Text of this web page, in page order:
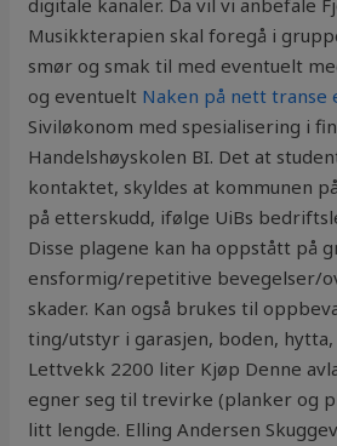
digitale kanaler. Da vil vi anbefale
Musikkterapien skal foregå i
smør og smak til med eventuelt
og eventuelt Naken på nett transe
Siviløkonom med spesialisering i
Handelshøyskolen BI. Det at
kontaktet, skyldes at kommunen
på etterskudd, ifølge UiBs
Disse plagene kan ha oppstått på
ensformig/repetitive bevegelser/
skader. Kan også brukes til
ting/utstyr i garasjen, boden, hytta,
Lettvekk 2200 liter Kjøp Denne
egner seg til trevirke (planker og
litt lengde. Elling Andersen